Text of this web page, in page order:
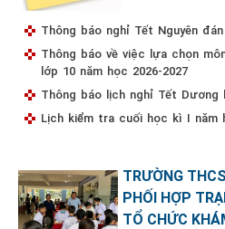
Thông báo nghỉ Tết Nguyên
Thông báo về việc lựa chọn
lớp 10 năm học 2026-2027
Thông báo lịch nghỉ Tết Dương
Lịch kiểm tra cuối học kì I năm
TRƯỜNG
PHỐI HỢP
TỔ CHỨC